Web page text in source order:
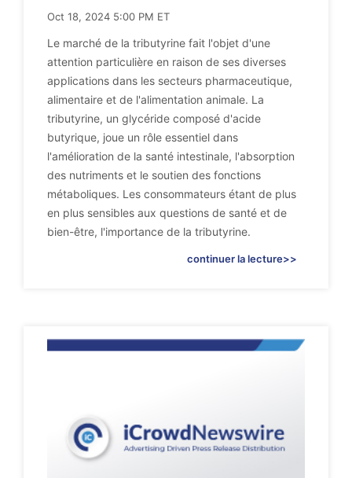
Oct 18, 2024 5:00 PM ET
Le marché de la tributyrine fait l'objet d'une
attention particulière en raison de ses diverses
applications dans les secteurs pharmaceutique,
alimentaire et de l'alimentation animale. La
tributyrine, un glycéride composé d'acide
butyrique, joue un rôle essentiel dans
l'amélioration de la santé intestinale, l'absorption
des nutriments et le soutien des fonctions
métaboliques. Les consommateurs étant de plus
en plus sensibles aux questions de santé et de
bien-être, l'importance de la tributyrine.
continuer la lecture>>